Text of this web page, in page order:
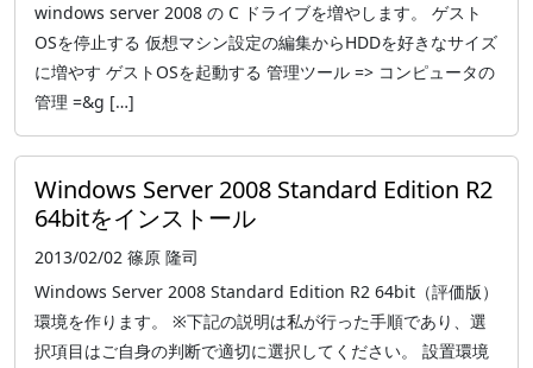
windows server 2008 の C ドライブを増やします。 ゲスト
OSを停止する 仮想マシン設定の編集からHDDを好きなサイズ
に増やす ゲストOSを起動する 管理ツール => コンピュータの
管理 =&g […]
Windows Server 2008 Standard Edition R2
64bitをインストール
2013/02/02 篠原 隆司
Windows Server 2008 Standard Edition R2 64bit（評価版）
環境を作ります。 ※下記の説明は私が行った手順であり、選
択項目はご自身の判断で適切に選択してください。 設置環境